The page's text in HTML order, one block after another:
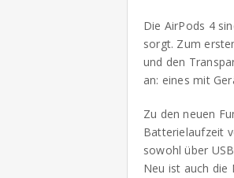
Die AirPods 4
sorgt. Zum
und den
an: eines mit
Zu den neuen
Batterielaufzeit
sowohl über
Neu ist auch die